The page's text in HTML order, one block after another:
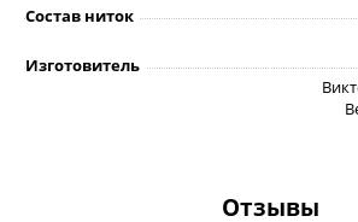
Состав ниток
Изготовитель
Отзывы